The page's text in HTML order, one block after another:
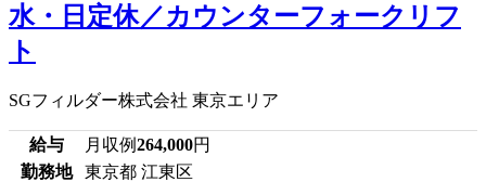
水・日定休／カウンターフォークリフ
ト
SGフィルダー株式会社 東京エリア
給与 月収例264,000円
勤務地
東京都 江東区